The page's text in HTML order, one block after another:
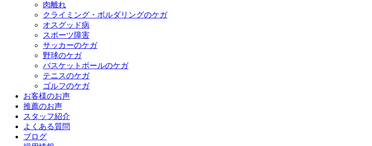
肉離れ
クライミング・ボルダリングのケガ
オスグッド病
スポーツ障害
サッカーのケガ
野球のケガ
バスケットボールのケガ
テニスのケガ
ゴルフのケガ
お客様のお声
推薦のお声
スタッフ紹介
よくある質問
ブログ